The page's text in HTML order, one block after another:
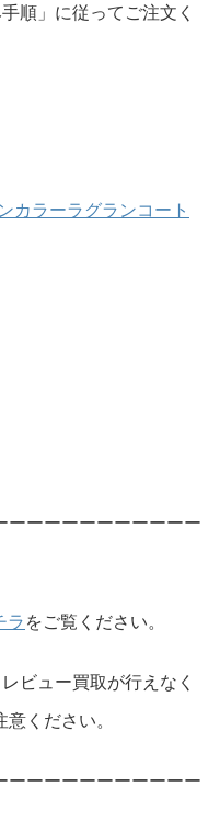
順」に従ってご注文く
カラーラグランコート
ーーーーーーーーーーー
ラをご覧ください。
ビュー買取が行えなく
ください。
ーーーーーーーーーーー